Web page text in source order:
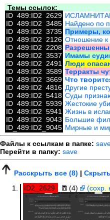
Темы ссылок:
ID_489:ID2_2629
ID_489:ID2_3485 Найдено по
ID_489:ID2_3735 Примеры,
ID_489:ID2_2126 Отношение
ID_489:ID2_2208
ID_489:ID2_3537 Имамы
ID_489:ID2_2491 Люди
ID_489:ID2_3589 Терракты
ID_489:ID2_3669 Что
ID_489:ID2_4816 Другие
ID_489:ID2_5418 Суды
ID_489:ID2_5939 Жестокие
ID_489:ID2_5941 Жизнь в
ID_489:ID2_9043 Большие
ID_489:ID2_9045 Мирные и
Файлы к ссылкам в папке:
Перейти в папку: save
Расскрыть все (8) |
ID2_2629
(4) (сохр.